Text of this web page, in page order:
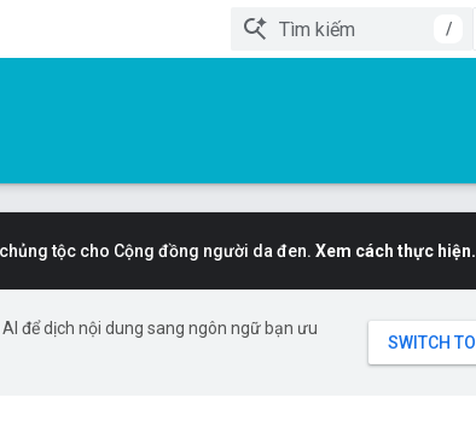
/
tộc cho Cộng đồng người da đen. Xem cách thực hiện.
để dịch nội dung sang ngôn ngữ bạn ưu